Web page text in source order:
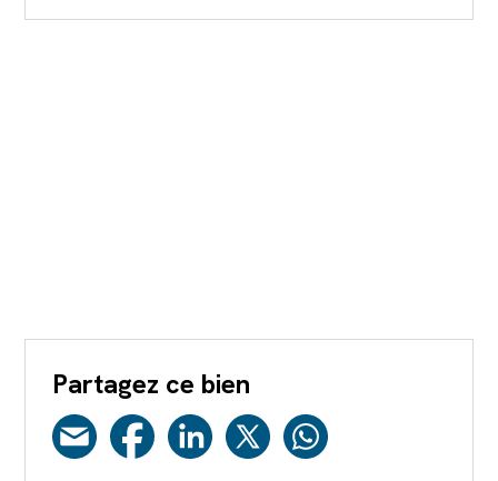
Partagez ce bien